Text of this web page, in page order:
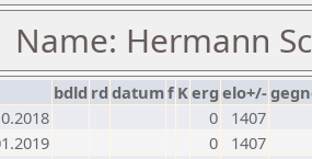
Name: Hermann
bdld rd datumf Kerg elo+/-
0
1407
0
1407